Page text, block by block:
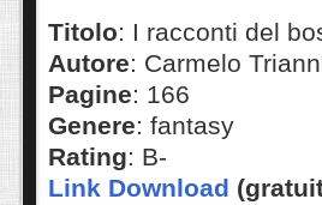
Titolo: I racconti del
Autore: Carmelo
Pagine: 166
Genere: fantasy
Rating: B-
Link Download